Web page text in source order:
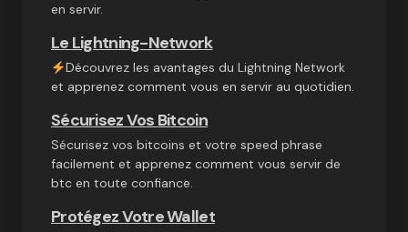
en servir.
Le Lightning-Network
Découvrez les avantages du Lightning Network
et apprenez comment vous en servir au quotidien.
Sécurisez Vos Bitcoin
Sécurisez vos bitcoins et votre speed phrase
facilement et apprenez comment vous servir de
btc en toute confiance.
Protégez Votre Wallet